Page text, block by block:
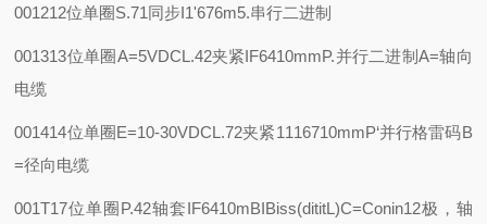
001212位单圈S.71同步I1'676m5.串行二进制
001313位单圈A=5VDCL.42夹紧IF6410mmP.并行二进制A=轴向
电缆
001414位单圈E=10-30VDCL.72夹紧1116710mmP‘并行格雷码B
=径向电缆
001T17位单圈 P.42轴套IF6410mBIBiss(dititL)C=Conin12极，轴